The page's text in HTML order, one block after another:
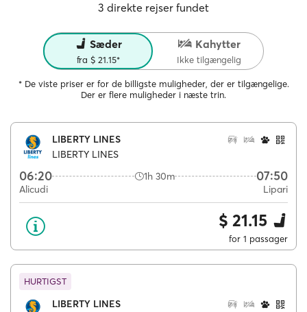
3 direkte rejser fundet
Sæder
fra $ 21.15*
Kahytter
Ikke tilgængelig
* De viste priser er for de billigste muligheder, der er tilgængelige.
Der er flere muligheder i næste trin.
LIBERTY LINES
LIBERTY LINES
06:20 1h 30m 07:50
Alicudi Lipari
$ 21.15
for 1 passager
HURTIGST
LIBERTY LINES